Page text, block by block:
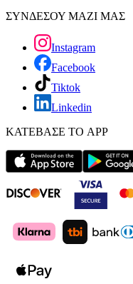
ΣΥΝΔΕΣΟΥ ΜΑΖΙ ΜΑΣ
Instagram
Facebook
Tiktok
Linkedin
ΚΑΤΕΒΑΣΕ ΤΟ APP